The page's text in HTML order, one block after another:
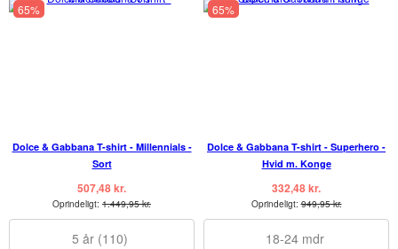
65%
Dolce & Gabbana T-shirt - Millennials -
Sort
507,48 kr.
Oprindeligt: 1.449,95 kr.
5 år (110)
65%
Dolce & Gabbana T-shirt - Superhero -
Hvid m. Konge
332,48 kr.
Oprindeligt:949,95 kr.
18-24 mdr